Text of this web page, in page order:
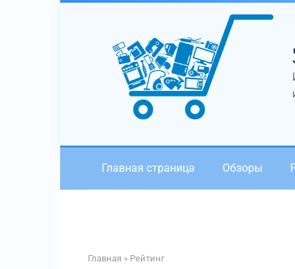
Главная страница Обзоры
Главная » Рейтинг